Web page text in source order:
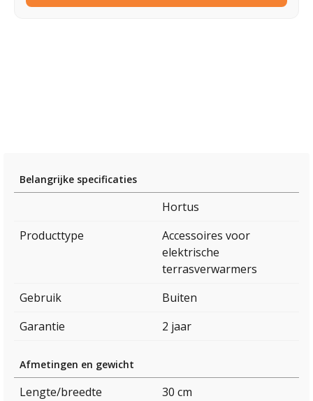
Belangrijke specificaties
Hortus
Producttype
Accessoires voor
elektrische
terrasverwarmers
Gebruik
Buiten
Garantie
2 jaar
Afmetingen en gewicht
Lengte/breedte
30 cm